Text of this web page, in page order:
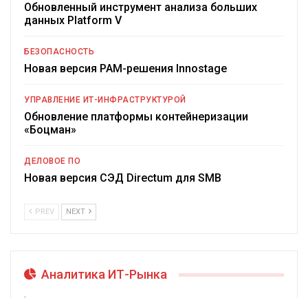
Обновленный инструмент анализа больших
данных Platform V
БЕЗОПАСНОСТЬ
Новая версия PAM-решения Innostage
УПРАВЛЕНИЕ ИТ-ИНФРАСТРУКТУРОЙ
Обновление платформы контейнеризации
«Боцман»
ДЕЛОВОЕ ПО
Новая версия СЭД Directum для SMB
PREV NEXT
Аналитика ИТ-Рынка